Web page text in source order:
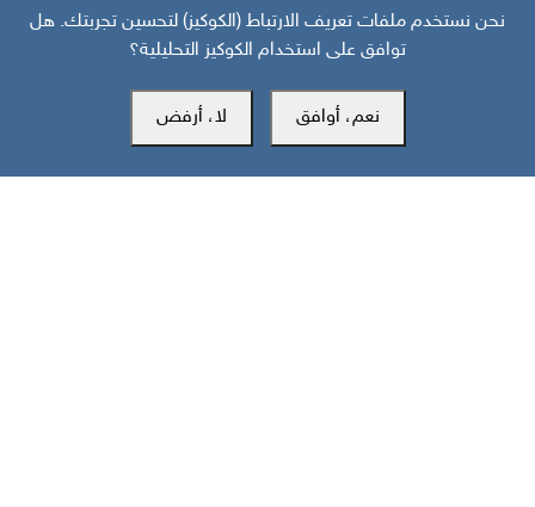
نحن نستخدم ملفات تعريف الارتباط (الكوكيز) لتحسين تجربتك. هل
توافق على استخدام الكوكيز التحليلية؟
نعم، أوافق لا، أرفض